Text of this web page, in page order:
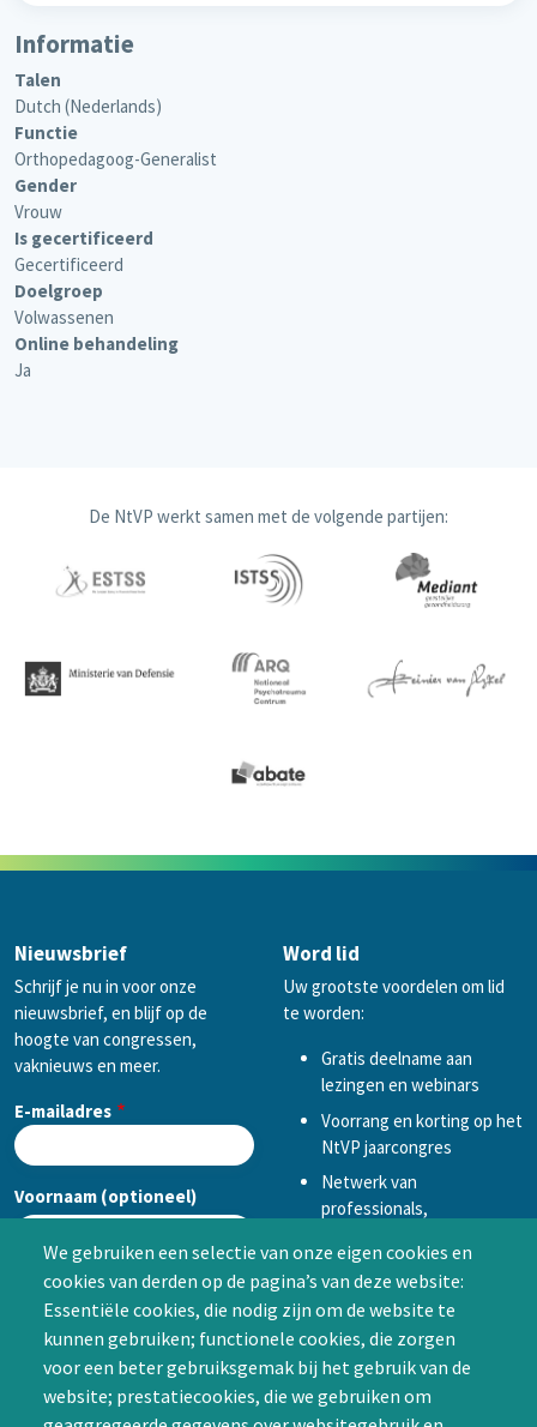
We gebruiken een selectie van onze eigen cookies en
cookies van derden op de pagina’s van deze website:
Essentiële cookies, die nodig zijn om de website te
kunnen gebruiken; functionele cookies, die zorgen
voor een beter gebruiksgemak bij het gebruik van de
website; prestatiecookies, die we gebruiken om
Informatie
Talen
Dutch (Nederlands)
Functie
Orthopedagoog-Generalist
Gender
Vrouw
Is gecertificeerd
Gecertificeerd
Doelgroep
Volwassenen
Online behandeling
Ja
De NtVP werkt samen met de volgende partijen:
Nieuwsbrief
Schrijf je nu in voor onze
nieuwsbrief, en blijf op de
hoogte van congressen,
vaknieuws en meer.
E-mailadres
Voornaam (optioneel)
Achternaam (optioneel)
CAPTCHA
Word lid
Uw grootste voordelen om lid
te worden:
Gratis deelname aan
lezingen en webinars
Voorrang en korting op het
NtVP jaarcongres
Netwerk van
professionals,
samenwerken in een van
de Special Interest
Groepen (SIG’s) of zelf een
SIG initiëren
Word lid